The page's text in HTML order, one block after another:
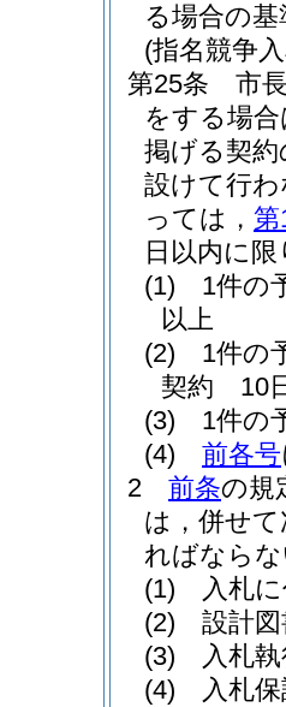
る場合の
(指名競争
第25条
市
をする場
掲げる契
設けて行
っては， 第
日以内に
(1)
1件の
以上
(2)
1件の
契約 10
(3)
1件の
(4)
前各号
2
前条の規
は，併せ
ればなら
(1)
入札
(2)
設計
(3)
入札
(4)
入札